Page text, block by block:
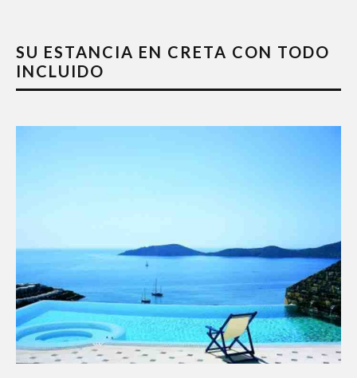
SU ESTANCIA EN CRETA CON TODO
INCLUIDO